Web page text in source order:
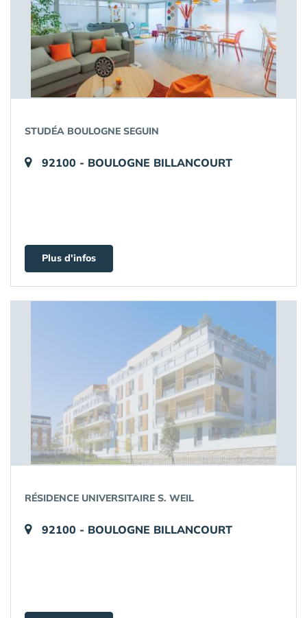
STUDÉA BOULOGNE SEGUIN
92100 - BOULOGNE BILLANCOURT
Plus d'infos
RÉSIDENCE UNIVERSITAIRE S. WEIL
92100 - BOULOGNE BILLANCOURT